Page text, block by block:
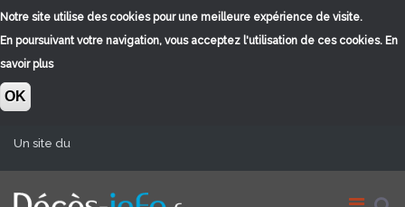
Notre site utilise des cookies pour une meilleure expérience de visite.
En poursuivant votre navigation, vous acceptez l'utilisation de ces cookies. En
savoir plus
OK
Aller au contenu principal
Un site du